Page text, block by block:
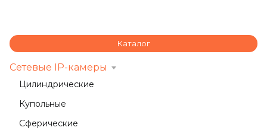
Каталог
Сетевые IP-камеры
Цилиндрические
Купольные
Сферические